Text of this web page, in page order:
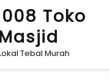
Toko
Tebal Murah